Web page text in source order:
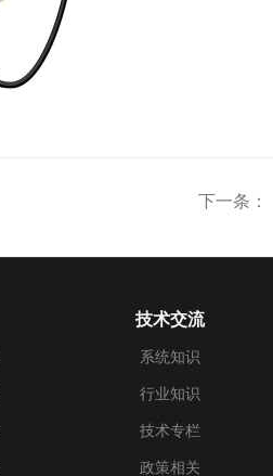
下一条：
技术交流
系统知识
行业知识
技术专栏
政策相关